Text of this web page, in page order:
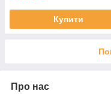
Купити
Про нас